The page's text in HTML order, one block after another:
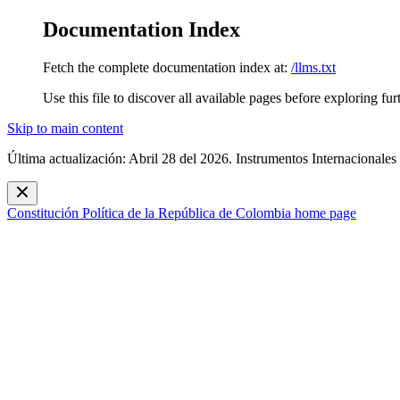
Documentation Index
Fetch the complete documentation index at: /llms.txt
Use this file to discover all available pages before exploring
Skip to main content
Última actualización: Abril 28 del 2026. Instrumentos Internacionales
Constitución Política de la República de Colombia home page